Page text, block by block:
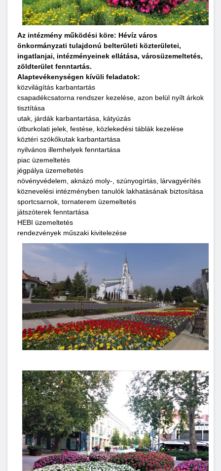
Az intézmény működési köre: Hévíz város
önkormányzati tulajdonú belterületi közterületei,
ingatlanjai, intézményeinek ellátása, városüzemeltetés,
zöldterület fenntartás.
Alaptevékenységen kívüli feladatok:
közvilágítás karbantartás
csapadékcsatorna rendszer kezelése, azon belül nyílt árkok
tisztítása
utak, járdák karbantartása, kátyúzás
útburkolati jelek, festése, közlekedési táblák kezelése
köztéri szökőkutak karbantartása
nyilvános illemhelyek fenntartása
piac üzemeltetés
jégpálya üzemeltetés
növényvédelem, aknázó moly-, szúnyogírtás, lárvagyérítés
köznevelési intézményben tanulók lakhatásának biztosítása
sportcsarnok, tornaterem üzemeltetés
játszóterek fenntartása
HEBI üzemeltetés
rendezvények műszaki kivitelezése